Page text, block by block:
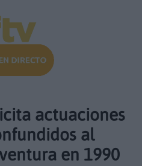
actuaciones
al
en 1990